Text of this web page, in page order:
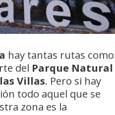
hay tantas rutas como
del Parque Natural
Villas. Pero si hay
todo aquel que se
zona es la